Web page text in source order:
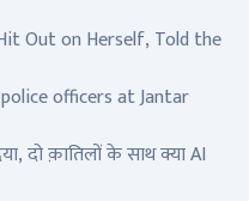
Out on Herself, Told the
officers at Jantar
दो क़ातिलों के साथ क्या AI